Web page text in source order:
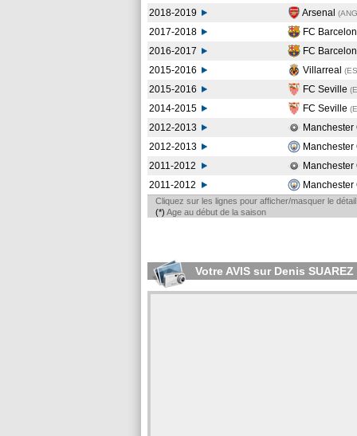
2018-2019
Arsenal (ANG
2017-2018
FC
2016-2017
FC
2015-2016
Villarreal
2015-2016
FC Seville
2014-2015
FC Seville
2012-2013
Manchester
2012-2013
Manchester
2011-2012
Manchester
2011-2012
Manchester
Cliquez sur les lignes pour afficher/masquer le
(*) Age au début de la saison
Votre AVIS sur Denis SUAREZ